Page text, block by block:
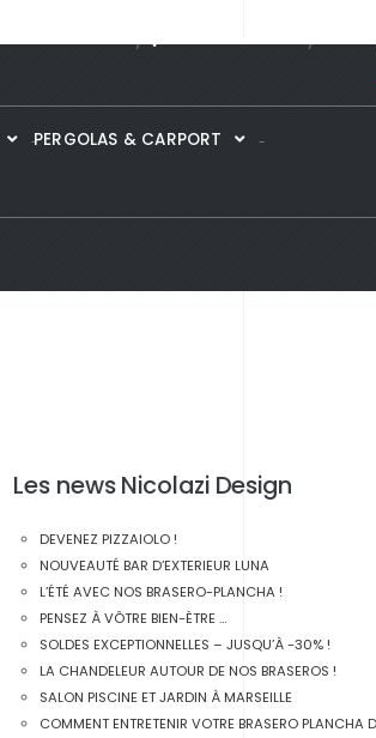
PERGOLAS & CARPORT
Les news Nicolazi Design
DEVENEZ PIZZAIOLO !
NOUVEAUTÉ BAR D’EXTERIEUR LUNA
L’ÉTÉ AVEC NOS BRASERO-PLANCHA !
PENSEZ À VÔTRE BIEN-ÈTRE …
SOLDES EXCEPTIONNELLES – JUSQU’À -30% !
LA CHANDELEUR AUTOUR DE NOS BRASEROS !
SALON PISCINE ET JARDIN À MARSEILLE
COMMENT ENTRETENIR VOTRE BRASERO PLANCHA